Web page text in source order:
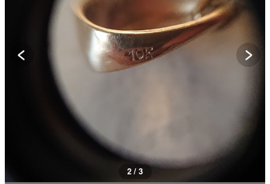
2 / 3